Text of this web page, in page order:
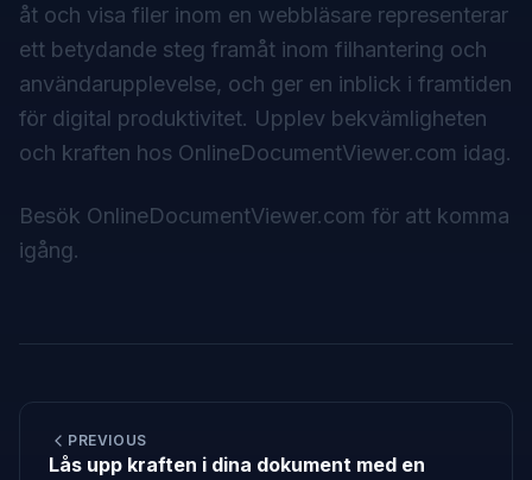
åt och visa filer inom en webbläsare representerar
ett betydande steg framåt inom filhantering och
användarupplevelse, och ger en inblick i framtiden
för digital produktivitet. Upplev bekvämligheten
och kraften hos OnlineDocumentViewer.com idag.
Besök OnlineDocumentViewer.com för att komma
igång.
PREVIOUS
Lås upp kraften i dina dokument med en